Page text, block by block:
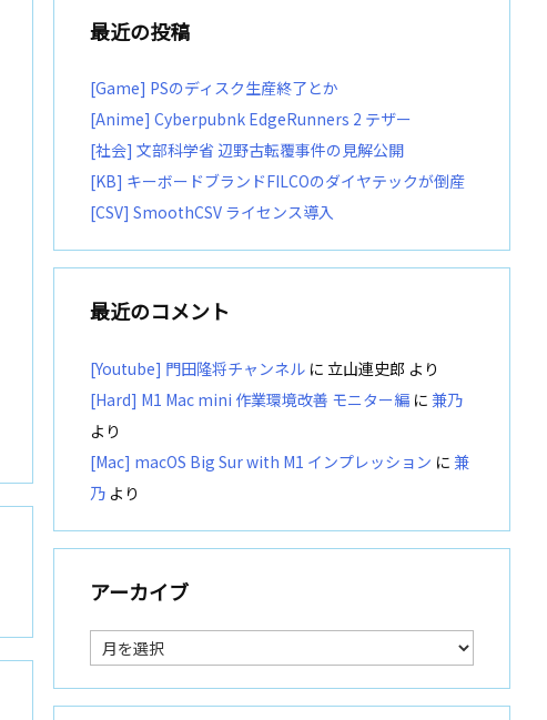
最近の投稿
[Game] PSのディスク生産終了とか
[Anime] Cyberpubnk EdgeRunners 2 テザー
[社会] 文部科学省 辺野古転覆事件の見解公開
[KB] キーボードブランドFILCOのダイヤテックが倒産
[CSV] SmoothCSV ライセンス導入
最近のコメント
[Youtube] 門田隆将チャンネル に 立山連史郎 より
[Hard] M1 Mac mini 作業環境改善 モニター編 に 兼乃
より
[Mac] macOS Big Sur with M1 インプレッション に 兼
乃 より
アーカイブ
ア
ー
カ
イ